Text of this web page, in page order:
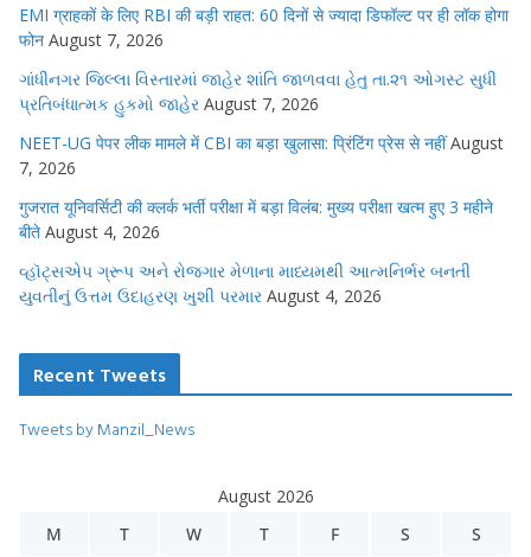
EMI ग्राहकों के लिए RBI की बड़ी राहत: 60 दिनों से ज्यादा डिफॉल्ट पर ही लॉक होगा
फोन August 7, 2026
ગાંધીનગર જિલ્લા વિસ્તારમાં જાહેર શાંતિ જાળવવા હેતુ તા.૨૧ ઓગસ્ટ સુધી
પ્રતિબંધાત્મક હુકમો જાહેર August 7, 2026
NEET-UG पेपर लीक मामले में CBI का बड़ा खुलासा: प्रिंटिंग प्रेस से नहीं August
7, 2026
गुजरात यूनिवर्सिटी की क्लर्क भर्ती परीक्षा में बड़ा विलंब: मुख्य परीक्षा खत्म हुए 3 महीने
बीते August 4, 2026
વ્હૉટ્સએપ ગ્રૂપ અને રોજગાર મેળાના માધ્યમથી આત્મનિર્ભર બનતી
યુવતીનું ઉત્તમ ઉદાહરણ ખુશી પરમાર August 4, 2026
Recent Tweets
Tweets by Manzil_News
August 2026
M
T W T F S S